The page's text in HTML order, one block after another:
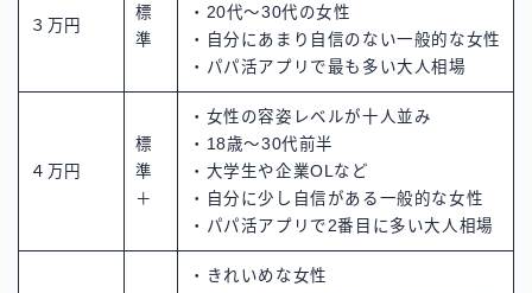
３万円
標
準
・20代～30代の女性
・自分にあまり自信のない一般的な女性
・パパ活アプリで最も多い大人相場
４万円
標
準
＋
・女性の容姿レベルが十人並み
・18歳～30代前半
・大学生や企業OLなど
・自分に少し自信がある一般的な女性
・パパ活アプリで2番目に多い大人相場
・きれいめな女性